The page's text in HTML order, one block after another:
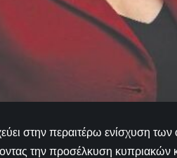
στην περαιτέρω ενίσχυση
την προσέλκυση